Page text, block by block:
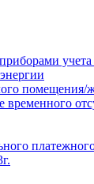
учета